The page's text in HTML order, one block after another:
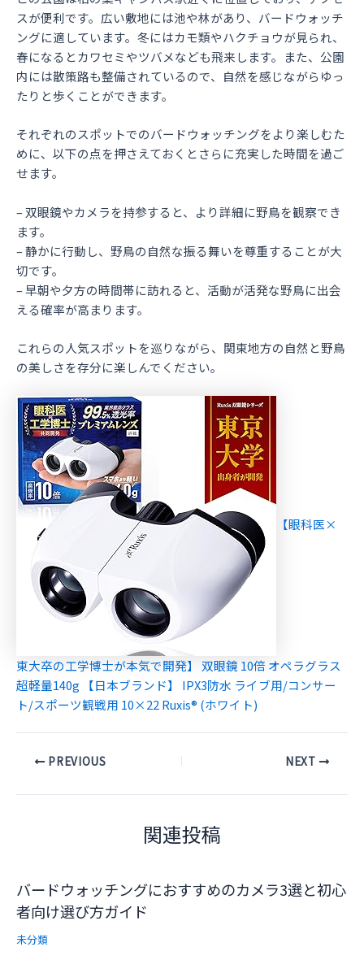
スが便利です。広い敷地には池や林があり、バードウォッチ
ングに適しています。冬にはカモ類やハクチョウが見られ、
春になるとカワセミやツバメなども飛来します。また、公園
内には散策路も整備されているので、自然を感じながらゆっ
たりと歩くことができます。
それぞれのスポットでのバードウォッチングをより楽しむた
めに、以下の点を押さえておくとさらに充実した時間を過ご
せます。
– 双眼鏡やカメラを持参すると、より詳細に野鳥を観察でき
ます。
– 静かに行動し、野鳥の自然な振る舞いを尊重することが大
切です。
– 早朝や夕方の時間帯に訪れると、活動が活発な野鳥に出会
える確率が高まります。
これらの人気スポットを巡りながら、関東地方の自然と野鳥
の美しさを存分に楽しんでください。
【眼科医×
東大卒の工学博士が本気で開発】 双眼鏡 10倍 オペラグラス
超軽量140g 【日本ブランド】 IPX3防水 ライブ用/コンサー
ト/スポーツ観戦用 10×22 Ruxis® (ホワイト)
PostPREVIOUS NEXT
関連投稿
バードウォッチングにおすすめのカメラ3選と初心
者向け選び方ガイド
未分類